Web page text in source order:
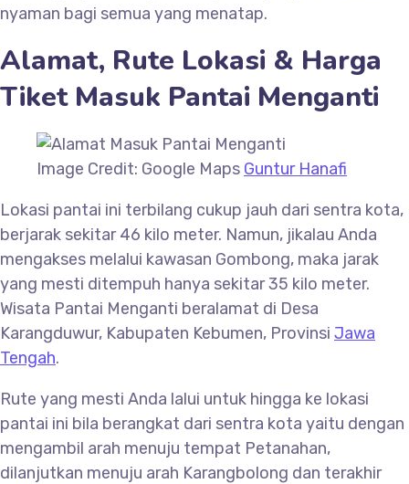
nyaman bagi semua yang menatap.
Alamat, Rute Lokasi & Harga
Tiket Masuk Pantai Menganti
Image Credit: Google Maps Guntur Hanafi
Lokasi pantai ini terbilang cukup jauh dari sentra kota,
berjarak sekitar 46 kilo meter. Namun, jikalau Anda
mengakses melalui kawasan Gombong, maka jarak
yang mesti ditempuh hanya sekitar 35 kilo meter.
Wisata Pantai Menganti beralamat di Desa
Karangduwur, Kabupaten Kebumen, Provinsi Jawa
Tengah.
Rute yang mesti Anda lalui untuk hingga ke lokasi
pantai ini bila berangkat dari sentra kota yaitu dengan
mengambil arah menuju tempat Petanahan,
dilanjutkan menuju arah Karangbolong dan terakhir